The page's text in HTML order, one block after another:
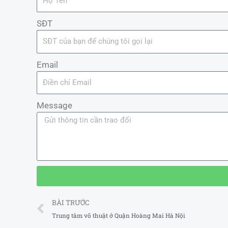
SĐT
Email
Message
Prev
BÀI TRƯỚC
Trung tâm võ thuật ở Quận Hoàng Mai Hà Nội